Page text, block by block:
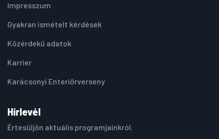
Impresszum
Gyakran ismételt kérdések
Közérdekű adatok
Karrier
Karácsonyi Enteriőrverseny
Hírlevél
Értesüljön aktuális programjainkról.